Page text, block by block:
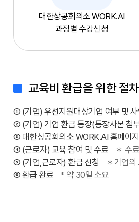
대한상공회의소 WORK.AI
과정별 수강신청
교육비 환급을 위한 절차
① (기업) 우선지원대상기업 여부 및
② (기업) 기업 환급 통장(통장사본 첨
③ 대한상공회의소 WORK.AI 홈페이
④ (근로자) 교육 참여 및 수료
＊ 수
⑤ (기업,근로자) 환급 신청
＊기업의
⑥ 환급 완료
* 약 30일 소요